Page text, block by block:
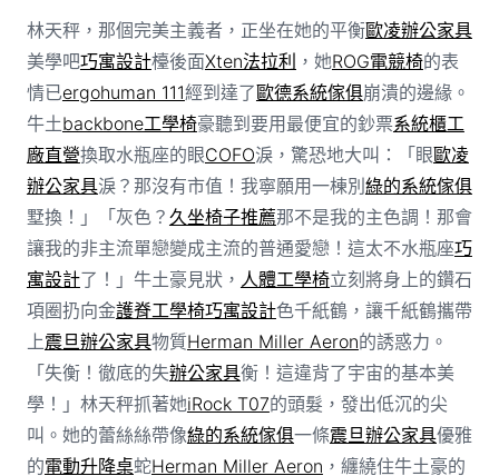
林天秤，那個完美主義者，正坐在她的平衡歐凌辦公家具
美學吧巧寓設計檯後面Xten法拉利 ，她ROG電競椅的表
情已ergohuman 111經到達了歐德系統傢俱崩潰的邊緣。
牛土backbone工學椅豪聽到要用最便宜的鈔票系統櫃工
廠直營換取水瓶座的眼COFO淚，驚恐地大叫：「眼歐凌
辦公家具淚？那沒有市值！我寧願用一棟別綠的系統傢俱
墅換！」「灰色？ 久坐椅子推薦那不是我的主色調！那會
讓我的非主流單戀變成主流的普通愛戀！這太不水瓶座巧
寓設計了！」牛土豪見狀， 人體工學椅立刻將身上的鑽石
項圈扔向金護脊工學椅巧寓設計色千紙鶴，讓千紙鶴攜帶
上震旦辦公家具物質Herman Miller Aeron的誘惑力。
「失衡！徹底的失辦公家具衡！這違背了宇宙的基本美
學！」林天秤抓著她iRock T07的頭髮，發出低沉的尖
叫。她的蕾絲絲帶像綠的系統傢俱一條震旦辦公家具優雅
的電動升降桌蛇Herman Miller Aeron ，纏繞住牛土豪的